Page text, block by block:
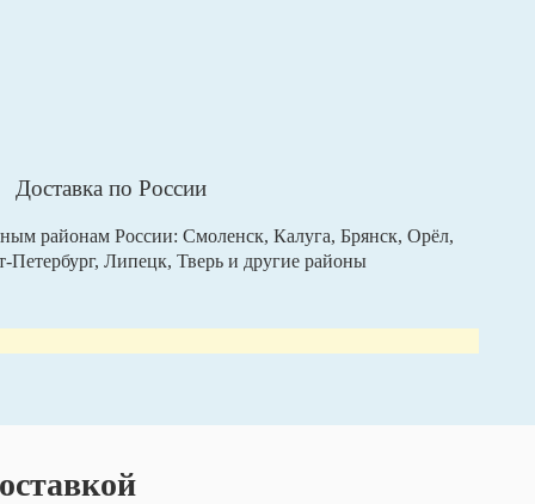
Доставка по России
районам России: Смоленск, Калуга, Брянск, Орёл,
Петербург, Липецк, Тверь и другие районы